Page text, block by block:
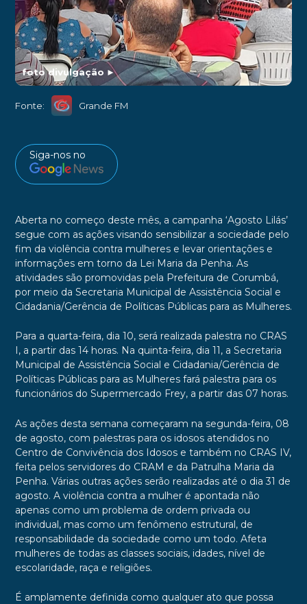
foto divulgação ►
Fonte: Grande FM
Siga-nos no
Aberta no começo deste mês, a campanha ‘Agosto Lilás’
segue com as ações visando sensibilizar a sociedade pelo
fim da violência contra mulheres e levar orientações e
informações em torno da Lei Maria da Penha. As
atividades são promovidas pela Prefeitura de Corumbá,
por meio da Secretaria Municipal de Assistência Social e
Cidadania/Gerência de Políticas Públicas para as Mulheres.
Para a quarta-feira, dia 10, será realizada palestra no CRAS
I, a partir das 14 horas. Na quinta-feira, dia 11, a Secretaria
Municipal de Assistência Social e Cidadania/Gerência de
Políticas Públicas para as Mulheres fará palestra para os
funcionários do Supermercado Frey, a partir das 07 horas.
As ações desta semana começaram na segunda-feira, 08
de agosto, com palestras para os idosos atendidos no
Centro de Convivência dos Idosos e também no CRAS IV,
feita pelos servidores do CRAM e da Patrulha Maria da
Penha. Várias outras ações serão realizadas até o dia 31 de
agosto. A violência contra a mulher é apontada não
apenas como um problema de ordem privada ou
individual, mas como um fenômeno estrutural, de
responsabilidade da sociedade como um todo. Afeta
mulheres de todas as classes sociais, idades, nível de
escolaridade, raça e religiões.
É amplamente definida como qualquer ato que possa